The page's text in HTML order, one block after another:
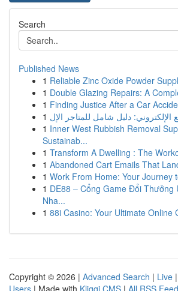
Search
Published News
1 Reliable Zinc Oxide Powder
1 Double Glazing Repairs: A
1 Finding Justice After a Car
1
1 Inner West Rubbish Removal
Sustainab...
1 Transform A Dwelling : The
1 Abandoned Cart Emails That
1 Work From Home: Your Journey
1 DE88 – Cổng Game Đổi Thưởng
Nha...
1 88i Casino: Your Ultimate Online
Copyright © 2026 | Advanced Search | Live |
Users | Made with Kliqqi CMS | All RSS